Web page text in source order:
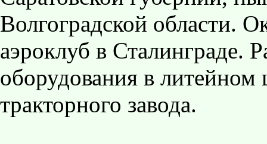
Волгоградской области.
аэроклуб в Сталинграде.
оборудования в литейном
тракторного завода.